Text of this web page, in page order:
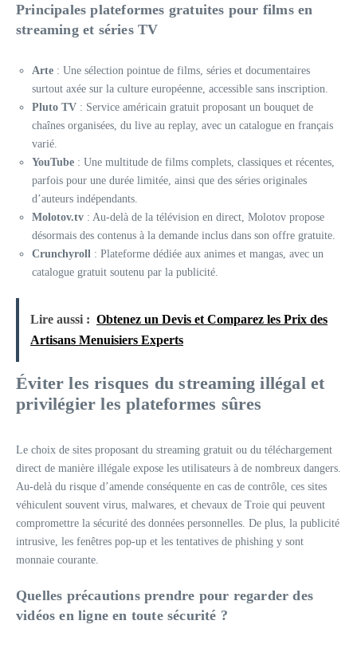
Principales plateformes gratuites pour films en
streaming et séries TV
Arte : Une sélection pointue de films, séries et documentaires
surtout axée sur la culture européenne, accessible sans inscription.
Pluto TV : Service américain gratuit proposant un bouquet de
chaînes organisées, du live au replay, avec un catalogue en français
varié.
YouTube : Une multitude de films complets, classiques et récentes,
parfois pour une durée limitée, ainsi que des séries originales
d’auteurs indépendants.
Molotov.tv : Au-delà de la télévision en direct, Molotov propose
désormais des contenus à la demande inclus dans son offre gratuite.
Crunchyroll : Plateforme dédiée aux animes et mangas, avec un
catalogue gratuit soutenu par la publicité.
Lire aussi : Obtenez un Devis et Comparez les Prix des
Artisans Menuisiers Experts
Éviter les risques du streaming illégal et
privilégier les plateformes sûres
Le choix de sites proposant du streaming gratuit ou du téléchargement
direct de manière illégale expose les utilisateurs à de nombreux dangers.
Au-delà du risque d’amende conséquente en cas de contrôle, ces sites
véhiculent souvent virus, malwares, et chevaux de Troie qui peuvent
compromettre la sécurité des données personnelles. De plus, la publicité
intrusive, les fenêtres pop-up et les tentatives de phishing y sont
monnaie courante.
Quelles précautions prendre pour regarder des
vidéos en ligne en toute sécurité ?